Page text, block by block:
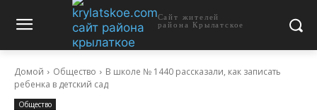
Сайт жителей
района Крылатское
Домой Общество
В школе № 1440 рассказали, как записать
ребенка в детский сад
Общество